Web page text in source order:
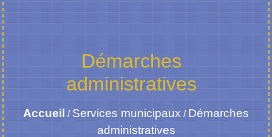
Démarches
administratives
Accueil / Services municipaux / Démarches
administratives